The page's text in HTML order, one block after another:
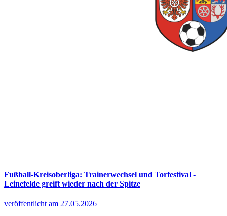
Fußball-Kreisoberliga: Trainerwechsel und Torfestival -
Leinefelde greift wieder nach der Spitze
veröffentlicht am 27.05.2026